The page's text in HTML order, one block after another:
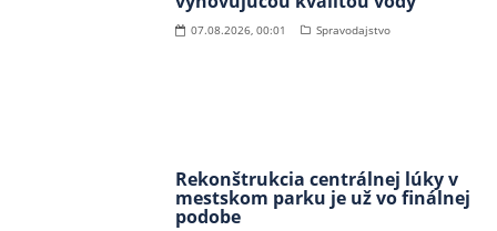
07.08.2026, 00:01 Spravodajstvo
Rekonštrukcia centrálnej lúky v
mestskom parku je už vo finálnej
podobe